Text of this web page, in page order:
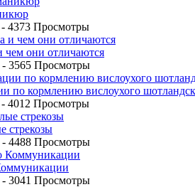
- 4373 Просмотры
чем они отличаются
- 3565 Просмотры
по кормлению вислоухого
- 4012 Просмотры
стрекозы
- 4488 Просмотры
- 3041 Просмотры